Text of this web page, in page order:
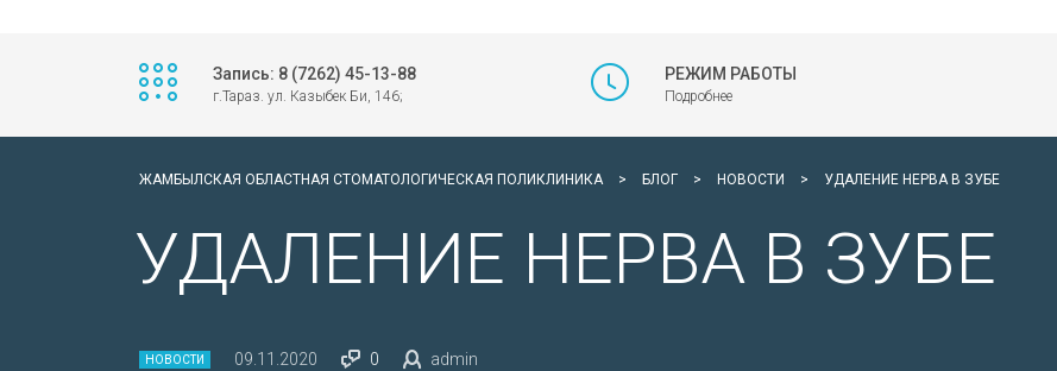
Запись: 8 (7262) 45-13-88
г.Тараз. ул. Казыбек Би, 146;
РЕЖИМ РАБОТЫ
Подробнее
ЖАМБЫЛСКАЯ ОБЛАСТНАЯ СТОМАТОЛОГИЧЕСКАЯ ПОЛИКЛИНИКА > БЛОГ > НОВОСТИ > УДАЛЕНИЕ НЕРВА В ЗУБЕ
УДАЛЕНИЕ НЕРВА В ЗУБЕ
НОВОСТИ 09.11.2020 0 admin